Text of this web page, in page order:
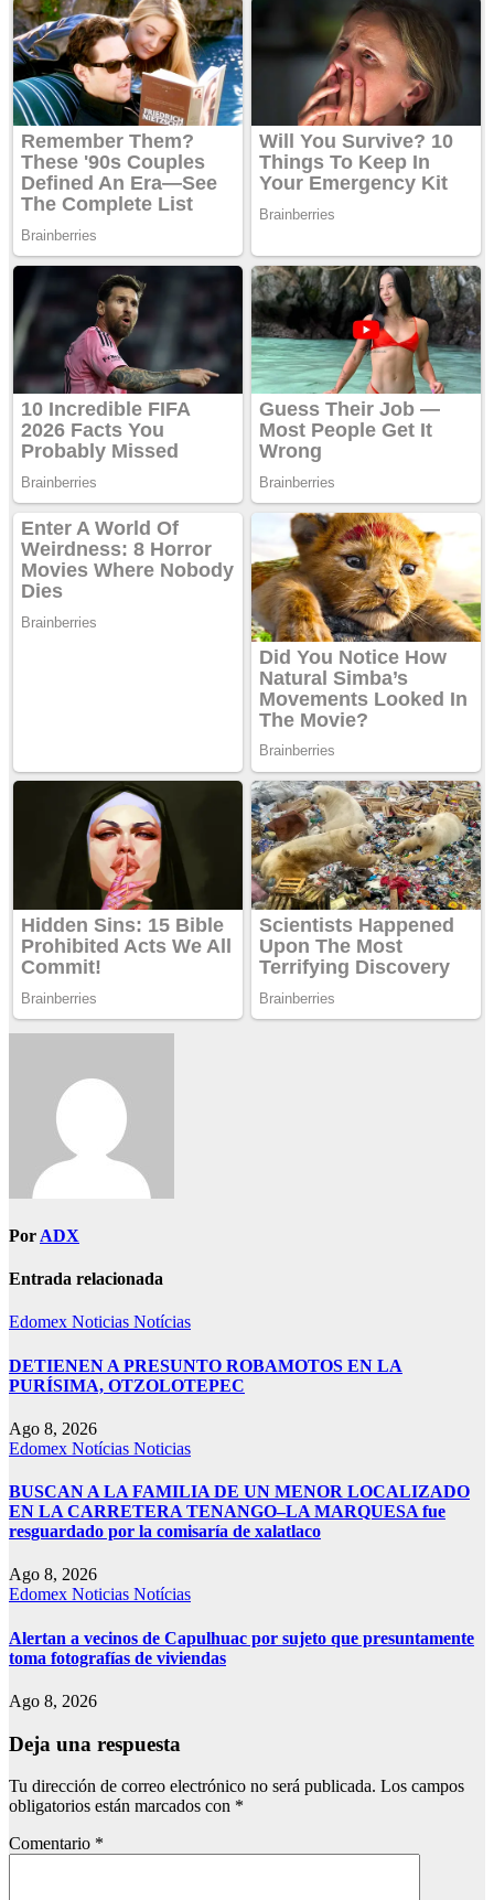
Por ADX
Entrada relacionada
Edomex Noticias Notícias
DETIENEN A PRESUNTO ROBAMOTOS EN LA
PURÍSIMA, OTZOLOTEPEC
Ago 8, 2026
Edomex Notícias Noticias
BUSCAN A LA FAMILIA DE UN MENOR LOCALIZADO
EN LA CARRETERA TENANGO–LA MARQUESA fue
resguardado por la comisaría de xalatlaco
Ago 8, 2026
Edomex Noticias Notícias
Alertan a vecinos de Capulhuac por sujeto que presuntamente
toma fotografías de viviendas
Ago 8, 2026
Deja una respuesta
Tu dirección de correo electrónico no será publicada. Los campos
obligatorios están marcados con *
Comentario *